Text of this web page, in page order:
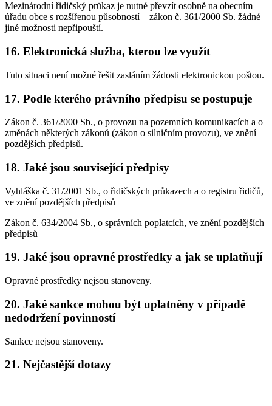
Mezinárodní řidičský průkaz je nutné převzít osobně na obecním
úřadu obce s rozšířenou působností – zákon č. 361/2000 Sb. žádné
jiné možnosti nepřipouští.
16. Elektronická služba, kterou lze využít
Tuto situaci není možné řešit zasláním žádosti elektronickou poštou.
17. Podle kterého právního předpisu se postupuje
Zákon č. 361/2000 Sb., o provozu na pozemních komunikacích a o
změnách některých zákonů (zákon o silničním provozu), ve znění
pozdějších předpisů.
18. Jaké jsou související předpisy
Vyhláška č. 31/2001 Sb., o řidičských průkazech a o registru řidičů,
ve znění pozdějších předpisů
Zákon č. 634/2004 Sb., o správních poplatcích, ve znění pozdějších
předpisů
19. Jaké jsou opravné prostředky a jak se uplatňují
Opravné prostředky nejsou stanoveny.
20. Jaké sankce mohou být uplatněny v případě
nedodržení povinností
Sankce nejsou stanoveny.
21. Nejčastější dotazy